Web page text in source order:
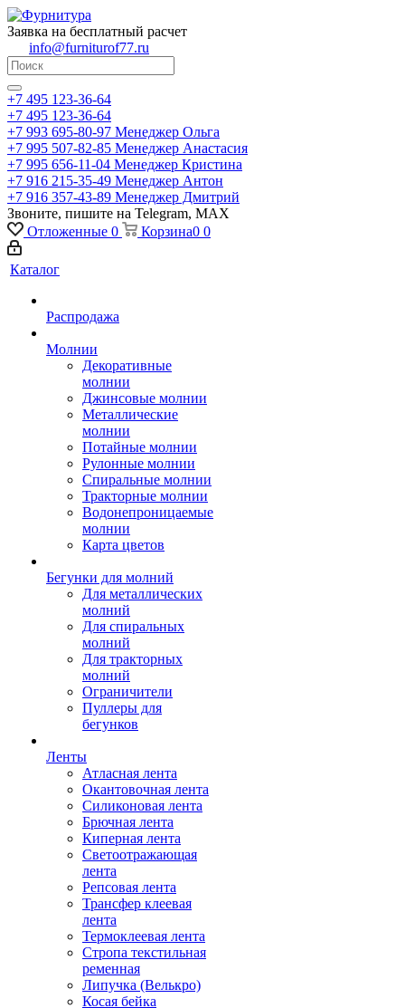
Заявка на бесплатный расчет
info@furniturof77.ru
+7 495 123-36-64
+7 495 123-36-64
+7 993 695-80-97 Менеджер Ольга
+7 995 507-82-85 Менеджер Анастасия
+7 995 656-11-04 Менеджер Кристина
+7 916 215-35-49 Менеджер Антон
+7 916 357-43-89 Менеджер Дмитрий
Звоните, пишите на Telegram, MAX
Отложенные 0 Корзина0 0
Каталог
Распродажа
Молнии
Декоративные
молнии
Джинсовые молнии
Металлические
молнии
Потайные молнии
Рулонные молнии
Спиральные молнии
Тракторные молнии
Водонепроницаемые
молнии
Карта цветов
Бегунки для молний
Для металлических
молний
Для спиральных
молний
Для тракторных
молний
Ограничители
Пуллеры для
бегунков
Ленты
Атласная лента
Окантовочная лента
Силиконовая лента
Брючная лента
Киперная лента
Светоотражающая
лента
Репсовая лента
Трансфер клеевая
лента
Термоклеевая лента
Стропа текстильная
ременная
Липучка (Велькро)
Косая бейка